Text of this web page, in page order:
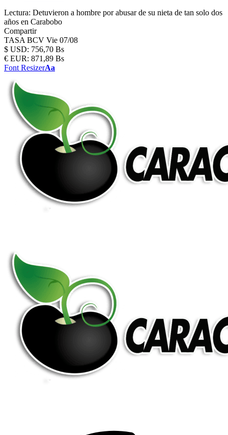
Lectura: Detuvieron a hombre por abusar de su nieta de tan solo dos
años en Carabobo
Compartir
TASA BCV Vie 07/08
$ USD: 756,70 Bs
€ EUR: 871,89 Bs
Font ResizerAa